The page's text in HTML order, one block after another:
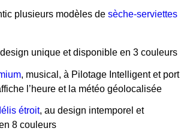
plusieurs modèles de sèche-serviettes
unique et disponible en 3 couleurs
, musical, à Pilotage Intelligent et port
l’heure et la météo géolocalisée
étroit, au design intemporel et
8 couleurs